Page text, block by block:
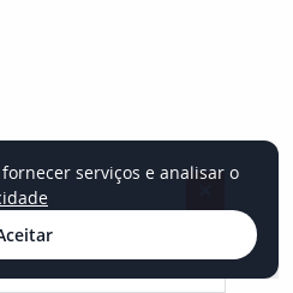
serviços e analisar o